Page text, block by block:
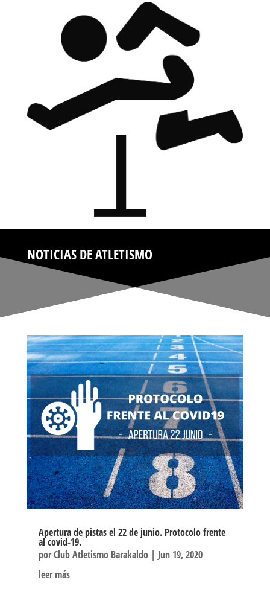
NOTICIAS DE ATLETISMO
Apertura de pistas el 22 de junio. Protocolo frente
al covid-19.
porClub Atletismo Barakaldo| Jun 19, 2020
leer más